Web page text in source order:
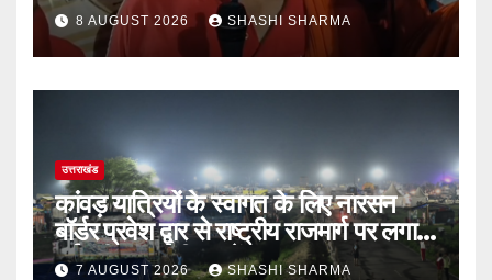
8 AUGUST 2026 SHASHI SHARMA
उत्तराखंड
कांवड़ यात्रियों के स्वागत के लिए नारसन
बॉर्डर प्रवेश द्वार से राष्ट्रीय राजमार्ग पर लगाई
गई रंगीन एलईडी लाइटें
7 AUGUST 2026 SHASHI SHARMA